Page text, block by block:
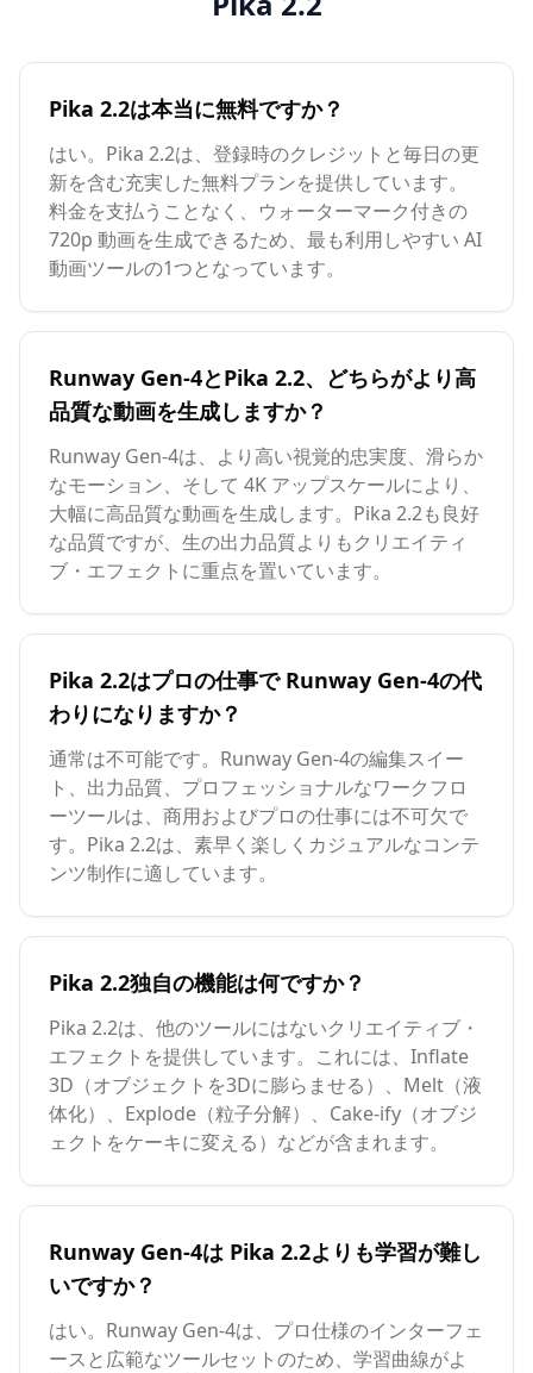
Pika 2.2は本当に無料ですか？
はい。Pika 2.2は、登録時のクレジットと毎日の更
新を含む充実した無料プランを提供しています。
料金を支払うことなく、ウォーターマーク付きの
720p 動画を生成できるため、最も利用しやすい AI
動画ツールの1つとなっています。
Runway Gen-4とPika 2.2、どちらがより高
品質な動画を生成しますか？
Runway Gen-4は、より高い視覚的忠実度、滑らか
なモーション、そして 4K アップスケールにより、
大幅に高品質な動画を生成します。Pika 2.2も良好
な品質ですが、生の出力品質よりもクリエイティ
ブ・エフェクトに重点を置いています。
Pika 2.2はプロの仕事で Runway Gen-4の代
わりになりますか？
通常は不可能です。Runway Gen-4の編集スイー
ト、出力品質、プロフェッショナルなワークフロ
ーツールは、商用およびプロの仕事には不可欠で
す。Pika 2.2は、素早く楽しくカジュアルなコンテ
ンツ制作に適しています。
Pika 2.2独自の機能は何ですか？
Pika 2.2は、他のツールにはないクリエイティブ・
エフェクトを提供しています。これには、Inflate
3D（オブジェクトを3Dに膨らませる）、Melt（液
体化）、Explode（粒子分解）、Cake-ify（オブジ
ェクトをケーキに変える）などが含まれます。
Runway Gen-4は Pika 2.2よりも学習が難し
いですか？
はい。Runway Gen-4は、プロ仕様のインターフェ
ースと広範なツールセットのため、学習曲線がよ